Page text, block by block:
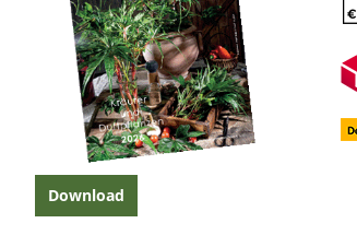
Download